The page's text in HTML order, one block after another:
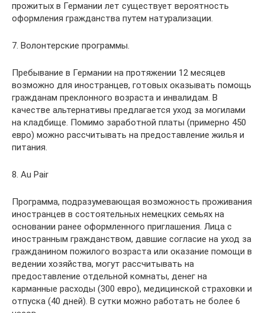
прожитых в Германии лет существует вероятность
оформления гражданства путем натурализации.
7. Волонтерские программы.
Пребывание в Германии на протяжении 12 месяцев
возможно для иностранцев, готовых оказывать помощь
гражданам преклонного возраста и инвалидам. В
качестве альтернативы предлагается уход за могилами
на кладбище. Помимо заработной платы (примерно 450
евро) можно рассчитывать на предоставление жилья и
питания.
8. Au Pair
Программа, подразумевающая возможность проживания
иностранцев в состоятельных немецких семьях на
основании ранее оформленного приглашения. Лица с
иностранным гражданством, давшие согласие на уход за
гражданином пожилого возраста или оказание помощи в
ведении хозяйства, могут рассчитывать на
предоставление отдельной комнаты, денег на
карманные расходы (300 евро), медицинской страховки и
отпуска (40 дней). В сутки можно работать не более 6